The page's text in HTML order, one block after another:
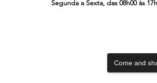
Segunda a Sexta, das 08h00 às
Come and